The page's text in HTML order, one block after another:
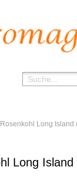
Rosenkohl Long Island
Long Island